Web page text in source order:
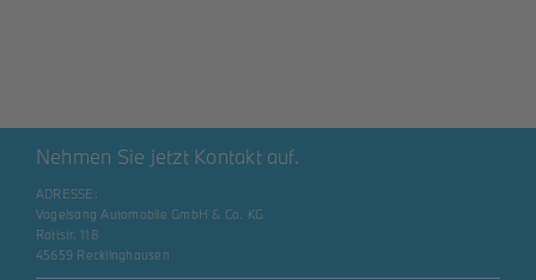
Nehmen Sie jetzt Kontakt auf.
ADRESSE:
Vogelsang Automobile GmbH & Co. KG
Rottstr. 118
45659 Recklinghausen